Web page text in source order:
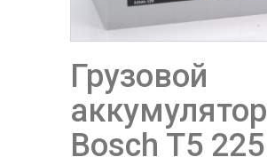
Грузовой
аккумулятор
Bosch T5 225